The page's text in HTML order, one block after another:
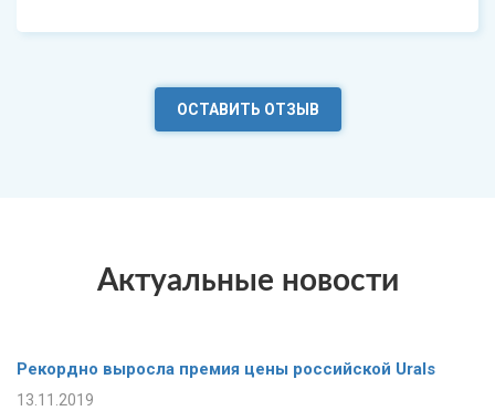
ОСТАВИТЬ ОТЗЫВ
Актуальные новости
Рекордно выросла премия цены российской Urals
13.11.2019